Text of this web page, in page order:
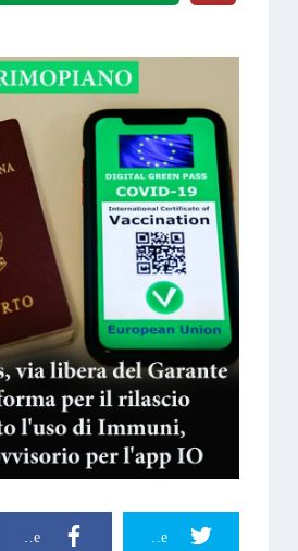
Twitter Share
Facebook Share